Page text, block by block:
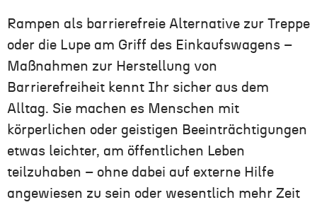
Rampen als barrierefreie Alternative zur Treppe
oder die Lupe am Griff des Einkaufswagens –
Maßnahmen zur Herstellung von
Barrierefreiheit kennt Ihr sicher aus dem
Alltag. Sie machen es Menschen mit
körperlichen oder geistigen Beeinträchtigungen
etwas leichter, am öffentlichen Leben
teilzuhaben – ohne dabei auf externe Hilfe
angewiesen zu sein oder wesentlich mehr Zeit